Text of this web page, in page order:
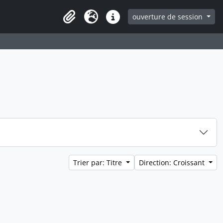
ClipboardLangueLiens rapidesouverture de session
Trier par: Titre Direction: Croissant